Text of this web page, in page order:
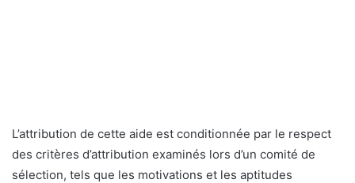
L’attribution de cette aide est conditionnée par le respect
des critères d’attribution examinés lors d’un comité de
sélection, tels que les motivations et les aptitudes